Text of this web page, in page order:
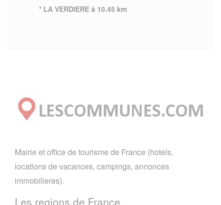
* LA VERDIERE à 10.45 km
Mairie et office de tourisme de France (hotels,
locations de vacances, campings, annonces
immobilieres).
Les regions de France